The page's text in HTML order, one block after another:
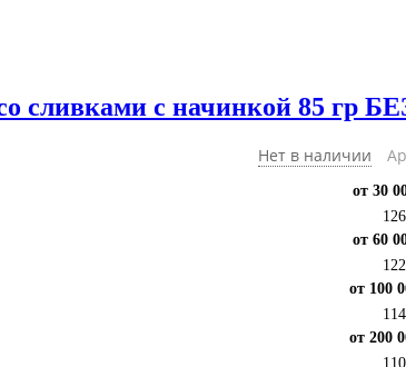
сливками с начинкой 85 гр
Нет в наличии
от 30
126
от 60
122
от 100
114
от 200
110